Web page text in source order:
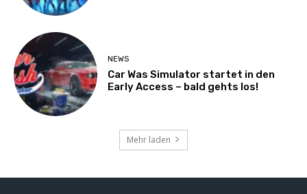
NEWS
Car Was Simulator startet in den
Early Access – bald gehts los!
Mehr laden